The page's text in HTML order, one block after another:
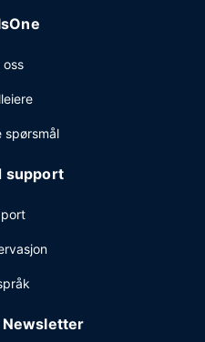
oss
spørsmål
support
Newsletter